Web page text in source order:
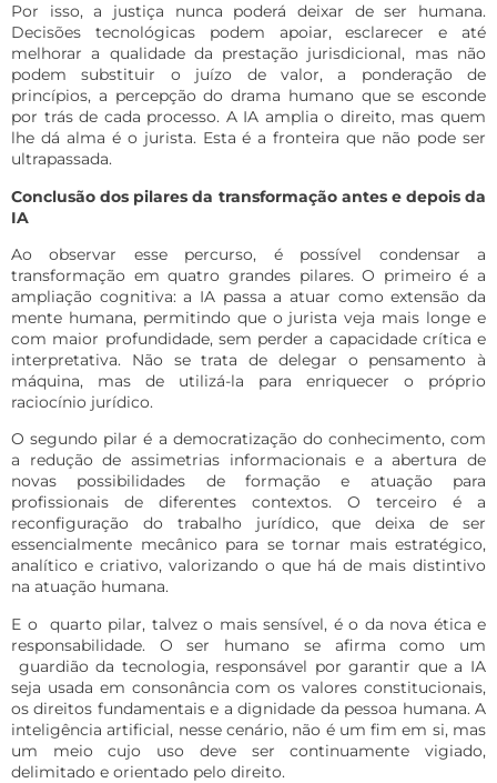
Por isso, a justiça nunca poderá deixar de ser humana.
Decisões tecnológicas podem apoiar, esclarecer e até
melhorar a qualidade da prestação jurisdicional, mas não
podem substituir o juízo de valor, a ponderação de
princípios, a percepção do drama humano que se esconde
por trás de cada processo. A IA amplia o direito, mas quem
lhe dá alma é o jurista. Esta é a fronteira que não pode ser
ultrapassada.
Conclusão dos pilares da transformação antes e depois da
IA
Ao observar esse percurso, é possível condensar a
transformação em quatro grandes pilares. O primeiro é a
ampliação cognitiva: a IA passa a atuar como extensão da
mente humana, permitindo que o jurista veja mais longe e
com maior profundidade, sem perder a capacidade crítica e
interpretativa. Não se trata de delegar o pensamento à
máquina, mas de utilizá-la para enriquecer o próprio
raciocínio jurídico.
O segundo pilar é a democratização do conhecimento, com
a redução de assimetrias informacionais e a abertura de
novas possibilidades de formação e atuação para
profissionais de diferentes contextos. O terceiro é a
reconfiguração do trabalho jurídico, que deixa de ser
essencialmente mecânico para se tornar mais estratégico,
analítico e criativo, valorizando o que há de mais distintivo
na atuação humana.
E o quarto pilar, talvez o mais sensível, é o da nova ética e
responsabilidade. O ser humano se afirma como um
guardião da tecnologia, responsável por garantir que a IA
seja usada em consonância com os valores constitucionais,
os direitos fundamentais e a dignidade da pessoa humana. A
inteligência artificial, nesse cenário, não é um fim em si, mas
um meio cujo uso deve ser continuamente vigiado,
delimitado e orientado pelo direito.